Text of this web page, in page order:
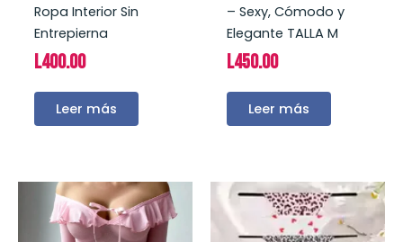
Ropa Interior Sin
Entrepierna
L400.00
Leer más
– Sexy, Cómodo y
Elegante TALLA M
L450.00
Leer más